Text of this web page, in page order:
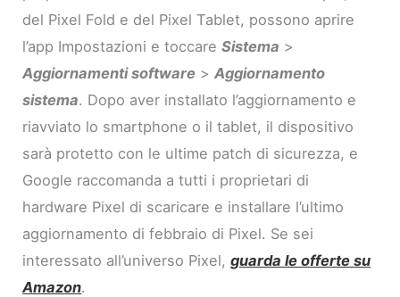
del Pixel Fold e del Pixel Tablet, possono aprire
l’app Impostazioni e toccareSistema >
Aggiornamenti software >Aggiornamento
sistema. Dopo aver installato l’aggiornamento e
riavviato lo smartphone o il tablet, il dispositivo
sarà protetto con le ultime patch di sicurezza, e
Google raccomanda a tutti i proprietari di
hardware Pixel di scaricare e installare l’ultimo
aggiornamento di febbraio di Pixel. Se sei
interessato all’universo Pixel,guarda le offerte su
Amazon.